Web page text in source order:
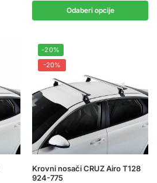
Odaberi opcije
-20%
-20%
Krovni nosači CRUZ Airo T128
924-775